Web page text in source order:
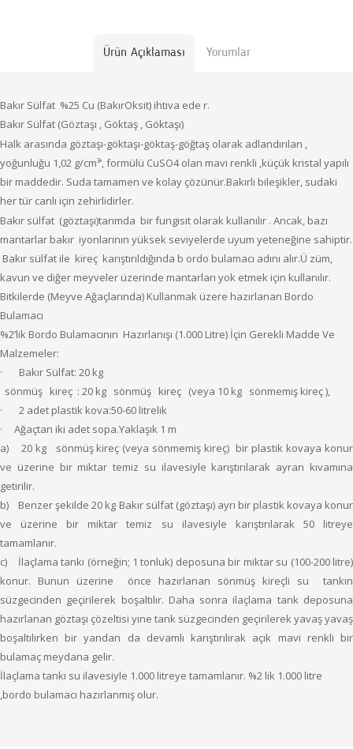
Ürün Açıklaması Yorumlar
Bakır Sülfat %25 Cu (BakırOksit) ihtiva ede r.
Bakır Sülfat (Göztaşı , Göktaş , Göktaşı)
Halk arasında göztaşı-göktaşı-göktaş-göğtaş olarak adlandırılan ,
yoğunluğu 1,02 g/cm³’, formülü CuSO4 olan mavi renkli ,küçük kristal yapılı
bir maddedir. Suda tamamen ve kolay çözünür.Bakırlı bileşikler, sudaki
her tür canlı için zehirlidirler.
Bakır sülfat (göztaşı)tarımda bir fungisit olarak kullanılır . Ancak, bazı
mantarlar bakır iyonlarının yüksek seviyelerde uyum yeteneğine sahiptir.
Bakır sülfat ile kireç karıştırıldığında b ordo bulamacı adını alır.Ü züm,
kavun ve diğer meyveler üzerinde mantarları yok etmek için kullanılır.
Bitkilerde (Meyve Ağaçlarında) Kullanmak üzere hazırlanan Bordo
Bulamacı
%2’lik Bordo Bulamacının Hazırlanışı (1.000 Litre) İçin Gerekli Madde Ve
Malzemeler:
· Bakır Sülfat: 20 kg
sönmüş kireç : 20 kg sönmüş kireç (veya 10 kg sönmemiş kireç ),
· 2 adet plastik kova:50-60 litrelik
· Ağaçtan iki adet sopa.Yaklaşık 1 m
a) 20 kg sönmüş kireç (veya sönmemiş kireç) bir plastik kovaya konur
ve üzerine bir miktar temiz su ilavesiyle karıştırılarak ayran kıvamına
getirilir.
b) Benzer şekilde 20 kg Bakır sülfat (göztaşı) ayrı bir plastik kovaya konur
ve üzerine bir miktar temiz su ilavesiyle karıştırılarak 50 litreye
tamamlanır.
c) İlaçlama tankı (örneğin; 1 tonluk) deposuna bir miktar su (100-200 litre)
konur. Bunun üzerine önce hazırlanan sönmüş kireçli su tankın
süzgecinden geçirilerek boşaltılır. Daha sonra ilaçlama tank deposuna
hazırlanan göztaşı çözeltisi yine tank süzgecinden geçirilerek yavaş yavaş
boşaltılırken bir yandan da devamlı karıştırılırak açık mavi renkli bir
bulamaç meydana gelir.
İlaçlama tankı su ilavesiyle 1.000 litreye tamamlanır. %2 lik 1.000 litre
,bordo bulamacı hazırlanmış olur.